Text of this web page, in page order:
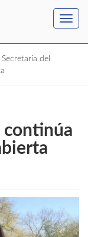
Secretaria del
continúa